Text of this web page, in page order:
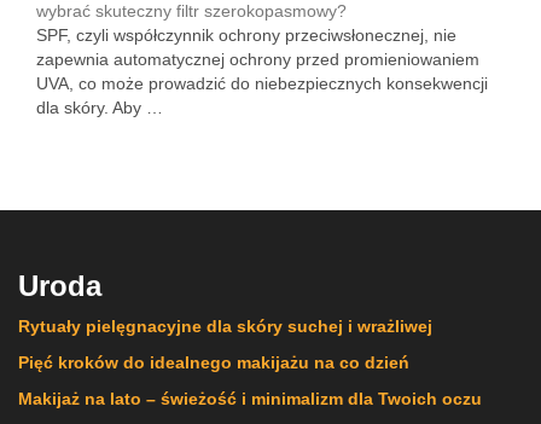
wybrać skuteczny filtr szerokopasmowy?
SPF, czyli współczynnik ochrony przeciwsłonecznej, nie
zapewnia automatycznej ochrony przed promieniowaniem
UVA, co może prowadzić do niebezpiecznych konsekwencji
dla skóry. Aby …
Uroda
Rytuały pielęgnacyjne dla skóry suchej i wrażliwej
Pięć kroków do idealnego makijażu na co dzień
Makijaż na lato – świeżość i minimalizm dla Twoich oczu